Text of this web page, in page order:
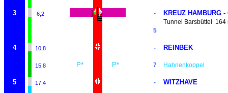
3 6,2 ] - KREUZ HAMBURG -
Tunnel Barsbüttel
164
5
4 10,8 - REINBEK
15,8 P* P* 7 Hahnenkoppel
5 17,4 - WITZHAVE